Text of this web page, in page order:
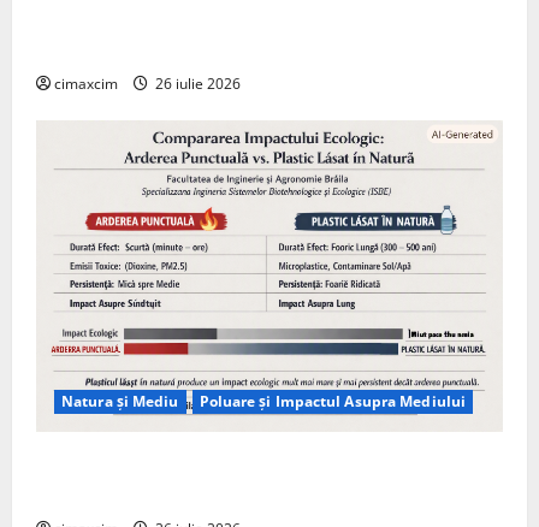
cimaxcim 26 iulie 2026
Natura și Mediu Poluare și Impactul Asupra Mediului